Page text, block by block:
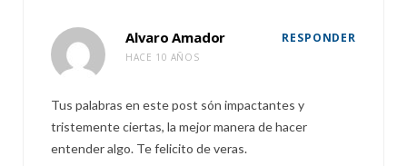
Alvaro Amador
HACE 10 AÑOS
RESPONDER
Tus palabras en este post són impactantes y
tristemente ciertas, la mejor manera de hacer
entender algo. Te felicito de veras.